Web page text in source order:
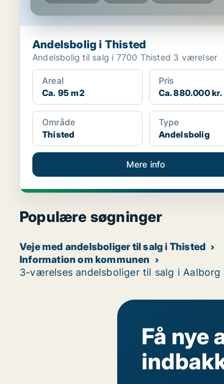
Andelsbolig i Thisted
Andelsbolig til salg i 7700 Thisted 3 værelser
Areal
Ca. 95 m2
Pris
Ca. 880.000 kr.
Område
Thisted
Type
Andelsbolig
Mere info
Populære søgninger
Veje med andelsboliger til salg i Thisted
Information om kommunen
3-værelses andelsboliger til salg i Aalborg
Få nye